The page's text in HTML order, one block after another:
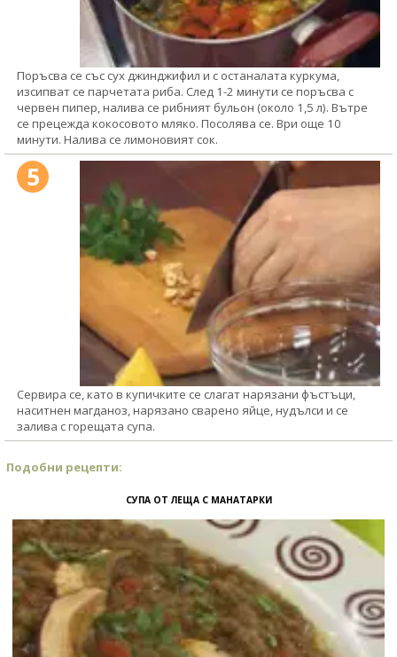
Поръсва се със сух джинджифил и с останалата куркума,
изсипват се парчетата риба. След 1-2 минути се поръсва с
червен пипер, налива се рибният бульон (около 1,5 л). Вътре
се прецежда кокосовото мляко. Посолява се. Ври още 10
минути. Налива се лимоновият сок.
5
Сервира се, като в купичките се слагат нарязани фъстъци,
наситнен магданоз, нарязано сварено яйце, нудълси и се
залива с горещата супа.
Подобни рецепти:
СУПА ОТ ЛЕЩА С МАНАТАРКИ